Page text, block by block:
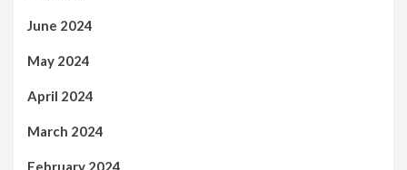
June 2024
May 2024
April 2024
March 2024
February 2024